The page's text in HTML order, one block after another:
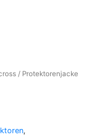
/ Protektorenjacke
,